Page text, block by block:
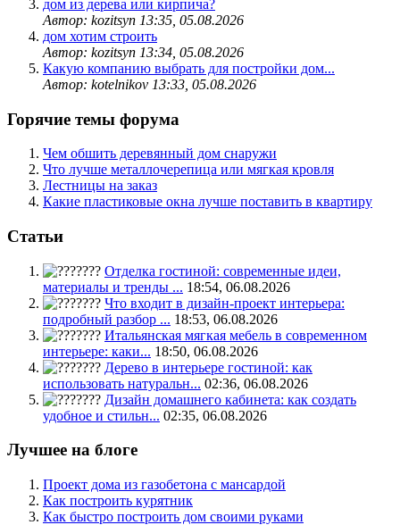
дом из дерева или кирпича?
Автор: kozitsyn 13:35, 05.08.2026
дом хотим строить
Автор: kozitsyn 13:34, 05.08.2026
Какую компанию выбрать для постройки дом...
Автор: kotelnikov 13:33, 05.08.2026
Горячие темы форума
Чем обшить деревянный дом снаружи
Что лучше металлочерепица или мягкая кровля
Лестницы на заказ
Какие пластиковые окна лучше поставить в квартиру
Статьи
Отделка гостиной: современные идеи,
материалы и тренды ... 18:54, 06.08.2026
Что входит в дизайн-проект интерьера:
подробный разбор ... 18:53, 06.08.2026
Итальянская мягкая мебель в современном
интерьере: каки... 18:50, 06.08.2026
Дерево в интерьере гостиной: как
использовать натуральн... 02:36, 06.08.2026
Дизайн домашнего кабинета: как создать
удобное и стильн... 02:35, 06.08.2026
Лучшее на блоге
Проект дома из газобетона с мансардой
Как построить курятник
Как быстро построить дом своими руками